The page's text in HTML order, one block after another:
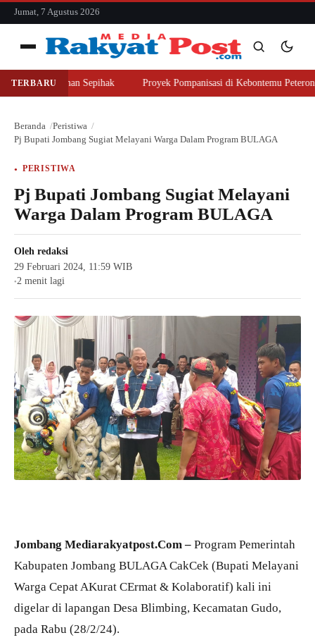
konten
Jumat, 7 Agustus 2026
Menu
Cari
Cari
TERBARU
Lahan Sepihak Proyek Pompanisasi di Kebontemu Peterongan
Beranda
Peristiwa
Pj Bupati Jombang Sugiat Melayani Warga Dalam Program BULAGA
PERISTIWA
Pj Bupati Jombang Sugiat Melayani
Warga Dalam Program BULAGA
Oleh redaksi
29 Februari 2024, 11:59 WIB
●2 menit lagi
Jombang Mediarakyatpost.Com – Program Pemerintah
Kabupaten Jombang BULAGA CakCek (Bupati Melayani
Warga Cepat AKurat CErmat & Kolaboratif) kali ini
digelar di lapangan Desa Blimbing, Kecamatan Gudo,
pada Rabu (28/2/24).